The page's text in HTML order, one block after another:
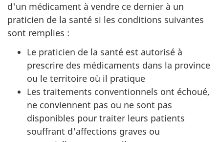
d'un médicament à vendre ce dernier à un
praticien de la santé si les conditions suivantes
sont remplies :
Le praticien de la santé est autorisé à
prescrire des médicaments dans la province
ou le territoire où il pratique
Les traitements conventionnels ont échoué,
ne conviennent pas ou ne sont pas
disponibles pour traiter leurs patients
souffrant d'affections graves ou